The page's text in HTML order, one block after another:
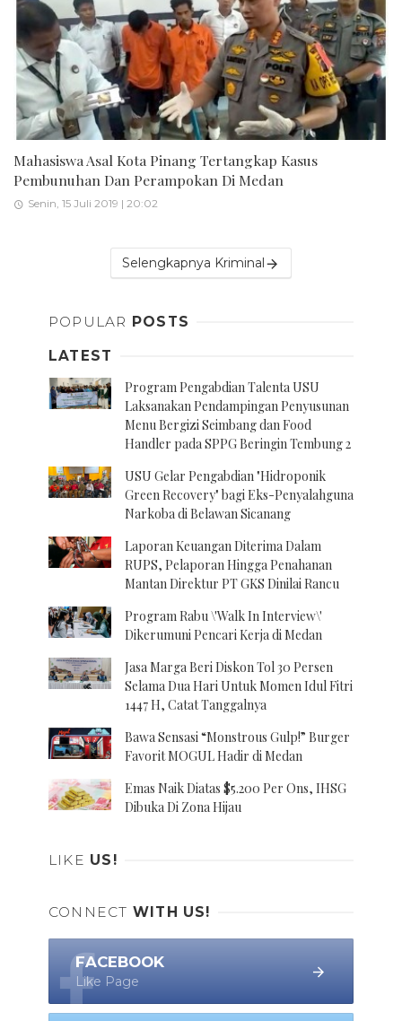
Mahasiswa Asal Kota Pinang Tertangkap Kasus
Pembunuhan Dan Perampokan Di Medan
Senin, 15 Juli 2019 | 20:02
Selengkapnya Kriminal
POPULAR POSTS
LATEST
Program Pengabdian Talenta USU
Laksanakan Pendampingan Penyusunan
Menu Bergizi Seimbang dan Food
Handler pada SPPG Beringin Tembung 2
USU Gelar Pengabdian "Hidroponik
Green Recovery" bagi Eks-Penyalahguna
Narkoba di Belawan Sicanang
Laporan Keuangan Diterima Dalam
RUPS, Pelaporan Hingga Penahanan
Mantan Direktur PT GKS Dinilai Rancu
Program Rabu \'Walk In Interview\'
Dikerumuni Pencari Kerja di Medan
Jasa Marga Beri Diskon Tol 30 Persen
Selama Dua Hari Untuk Momen Idul Fitri
1447 H, Catat Tanggalnya
Bawa Sensasi “Monstrous Gulp!” Burger
Favorit MOGUL Hadir di Medan
Emas Naik Diatas $5.200 Per Ons, IHSG
Dibuka Di Zona Hijau
LIKE US!
CONNECT WITH US!
FACEBOOK
Like Page